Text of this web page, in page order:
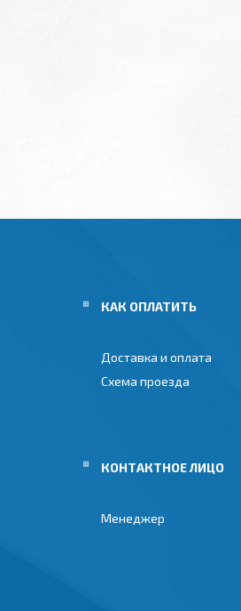
КАК ОПЛАТИТЬ
Доставка и оплата
Схема проезда
Менеджер